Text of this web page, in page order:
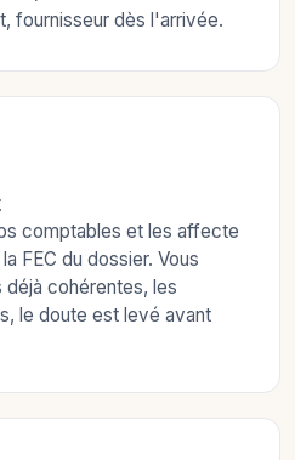
fournisseur dès l'arrivée.
comptables et les affecte
FEC du dossier. Vous
cohérentes, les
le doute est levé avant